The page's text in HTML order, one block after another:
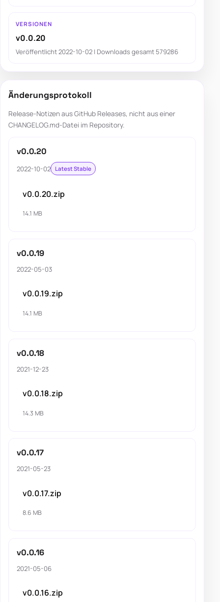
VERSIONEN
v0.0.20
Veröffentlicht 2022-10-02 | Downloads gesamt 579286
Änderungsprotokoll
Release-Notizen aus GitHub Releases, nicht aus einer
CHANGELOG.md-Datei im Repository.
v0.0.20
2022-10-02 Latest Stable
v0.0.20.zip
14.1 MB
v0.0.19
2022-05-03
v0.0.19.zip
14.1 MB
v0.0.18
2021-12-23
v0.0.18.zip
14.3 MB
v0.0.17
2021-05-23
v0.0.17.zip
8.6 MB
v0.0.16
2021-05-06
v0.0.16.zip